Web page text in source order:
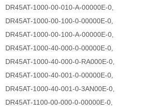
DR45AT-1000-00-010-A-00000E-0,
DR45AT-1000-00-100-0-00000E-0,
DR45AT-1000-00-100-A-00000E-0,
DR45AT-1000-40-000-0-00000E-0,
DR45AT-1000-40-000-0-RA000E-0,
DR45AT-1000-40-001-0-00000E-0,
DR45AT-1000-40-001-0-3AN00E-0,
DR45AT-1100-00-000-0-00000E-0,